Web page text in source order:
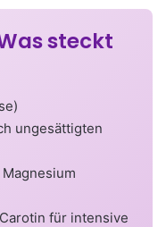
steckt
ungesättigten
für intensive